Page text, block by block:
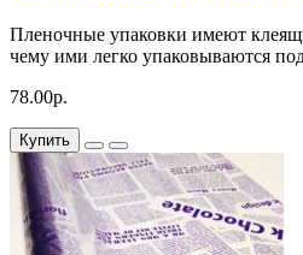
Пленочные упаковки имеют
чему ими легко упаковываются
78.00р.
Купить